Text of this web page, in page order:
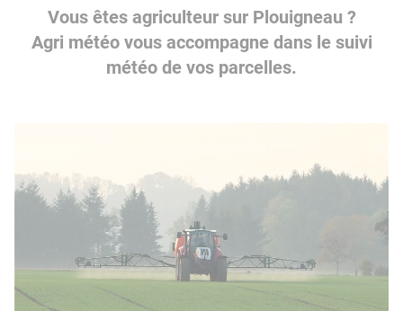
Vous êtes agriculteur sur Plouigneau ?
Agri météo vous accompagne dans le suivi
météo de vos parcelles.